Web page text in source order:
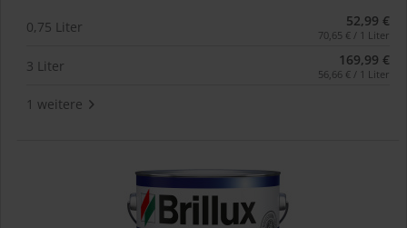
0,75 Liter 52,99 €
70,65 € / 1 Liter
3 Liter 169,99 €
56,66 € / 1 Liter
1 weitere